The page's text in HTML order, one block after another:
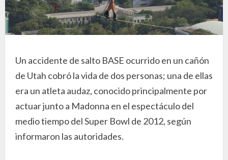
Un accidente de salto BASE ocurrido en un cañón
de Utah cobró la vida de dos personas; una de ellas
era un atleta audaz, conocido principalmente por
actuar junto a Madonna en el espectáculo del
medio tiempo del Super Bowl de 2012, según
informaron las autoridades.